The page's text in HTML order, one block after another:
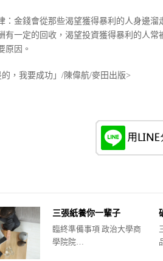
：金錢會從那些渴望獲得暴利的人身邊溜
有一定的回收，渴望投資獲得暴利的人
原因。
，我要成功」/陳偉航/麥田出版>
三張紙養你一輩子
臨終準備事項 政治大學商
學院院…